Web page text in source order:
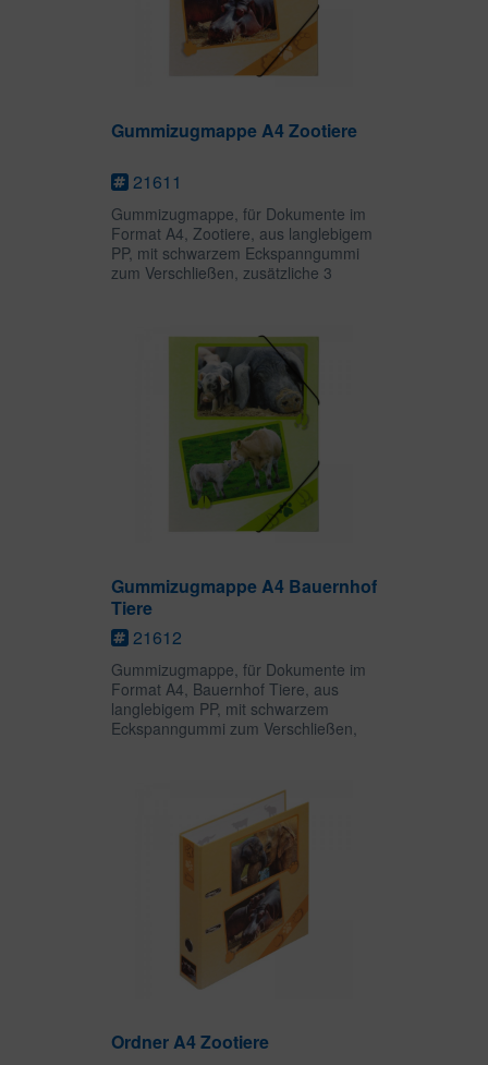
Gummizugmappe A4 Zootiere
21611
Gummizugmappe, für Dokumente im
Format A4, Zootiere, aus langlebigem
PP, mit schwarzem Eckspanngummi
zum Verschließen, zusätzliche 3
auch in kleineren Formaten.
Gummizugmappe A4 Bauernhof
Tiere
21612
Gummizugmappe, für Dokumente im
Format A4, Bauernhof Tiere, aus
langlebigem PP, mit schwarzem
Eckspanngummi zum Verschließen,
loser Unterlagen auch in kleineren
Ordner A4 Zootiere